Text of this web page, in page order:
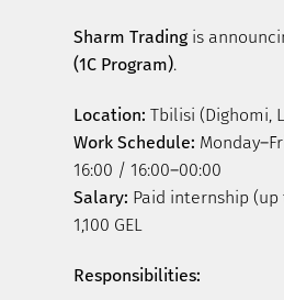
Sharm Trading is
(1C Program).
Location: Tbilisi (Dighomi,
Work Schedule:
16:00 / 16:00–00:00
Salary: Paid internship
1,100 GEL
Responsibilities: